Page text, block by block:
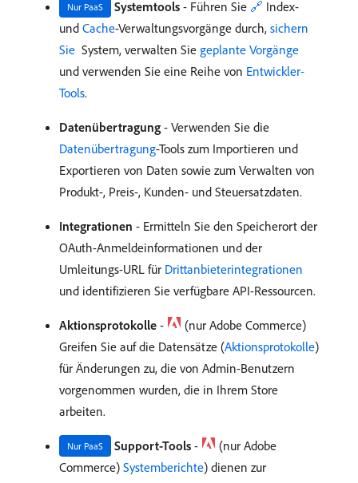
Nur PaaS Systemtools - Führen Sie 🔗 Index-
und Cache-Verwaltungsvorgänge durch, sichern
Sie ​ System, verwalten Sie geplante Vorgänge
und verwenden Sie eine Reihe von Entwickler-
Tools.
Datenübertragung - Verwenden Sie die
Datenübertragung-Tools zum Importieren und
Exportieren von Daten sowie zum Verwalten von
Produkt-, Preis-, Kunden- und Steuersatzdaten.
Integrationen - Ermitteln Sie den Speicherort der
OAuth-Anmeldeinformationen und der
Umleitungs-URL für Drittanbieterintegrationen
und identifizieren Sie verfügbare API-Ressourcen.
Aktionsprotokolle -
(nur Adobe Commerce)
Greifen Sie auf die Datensätze (Aktionsprotokolle)
für Änderungen zu, die von Admin-Benutzern
vorgenommen wurden, die in Ihrem Store
arbeiten.
Nur PaaS Support-Tools -
(nur Adobe
Commerce) Systemberichte) dienen zur